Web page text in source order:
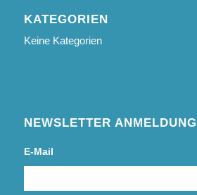
KATEGORIEN
Keine Kategorien
NEWSLETTER ANMELDUNG
E-Mail